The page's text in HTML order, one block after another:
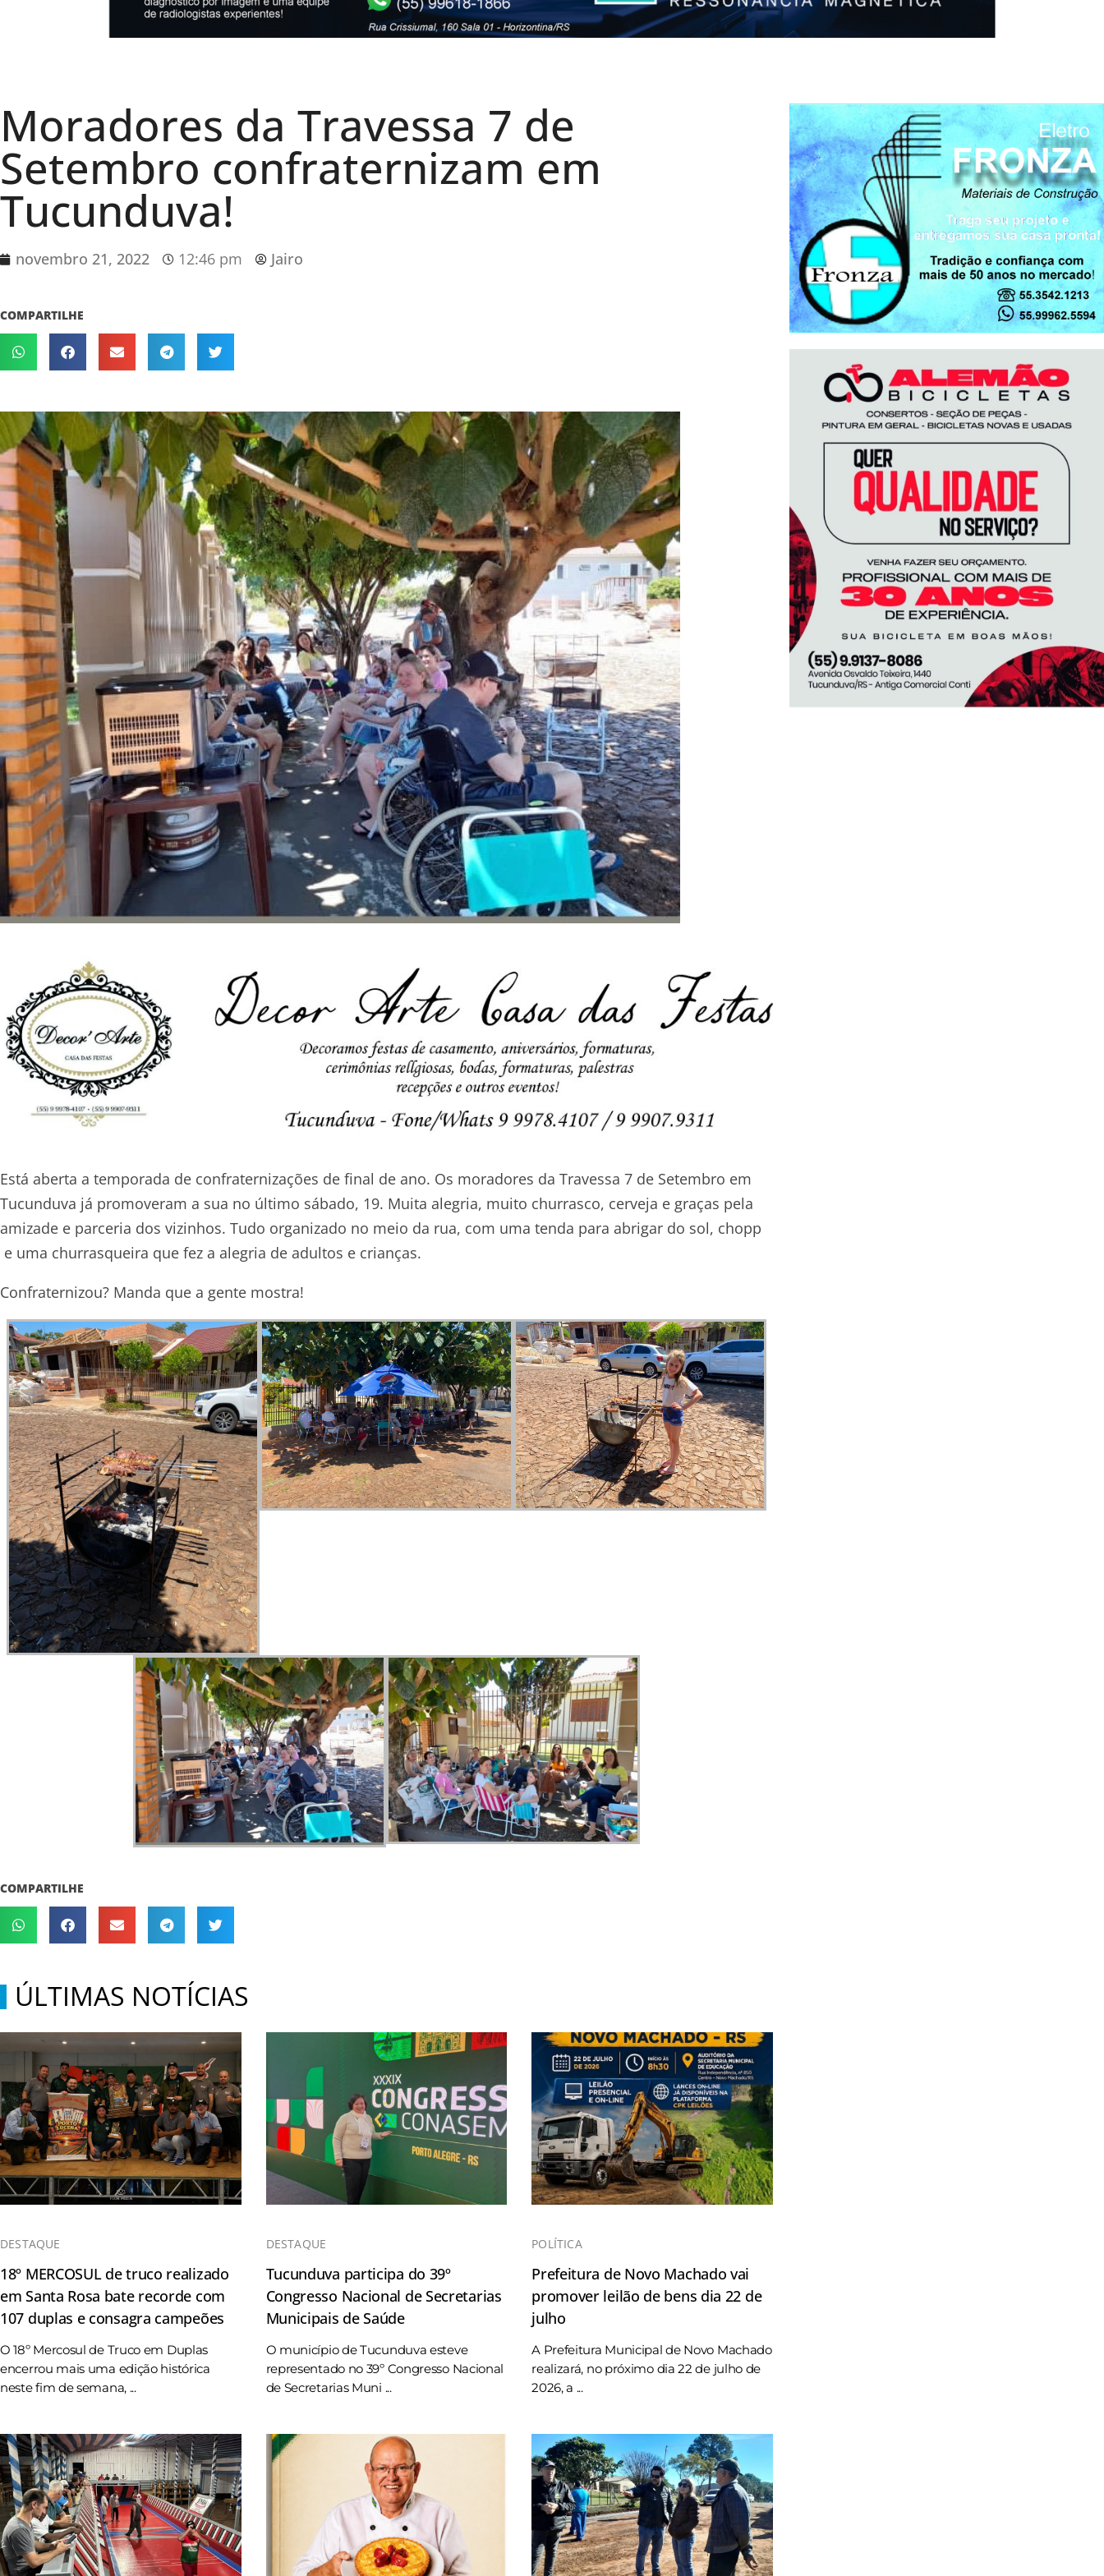
Moradores da Travessa 7 de
Setembro confraternizam em
Tucunduva!
novembro 21, 2022 12:46 pm Jairo
COMPARTILHE
Está aberta a temporada de confraternizações de final de ano. Os moradores da Travessa 7 de Setembro em
Tucunduva já promoveram a sua no último sábado, 19. Muita alegria, muito churrasco, cerveja e graças pela
amizade e parceria dos vizinhos. Tudo organizado no meio da rua, com uma tenda para abrigar do sol, chopp
e uma churrasqueira que fez a alegria de adultos e crianças.
Confraternizou? Manda que a gente mostra!
COMPARTILHE
ÚLTIMAS NOTÍCIAS
DESTAQUE
18º MERCOSUL de truco realizado
em Santa Rosa bate recorde com
107 duplas e consagra campeões
O 18º Mercosul de Truco em Duplas
encerrou mais uma edição histórica
neste fim de semana, ...
DESTAQUE
Tucunduva participa do 39º
Congresso Nacional de Secretarias
Municipais de Saúde
O município de Tucunduva esteve
representado no 39º Congresso Nacional
de Secretarias Muni ...
POLÍTICA
Prefeitura de Novo Machado vai
promover leilão de bens dia 22 de
julho
A Prefeitura Municipal de Novo Machado
realizará, no próximo dia 22 de julho de
2026, a ...